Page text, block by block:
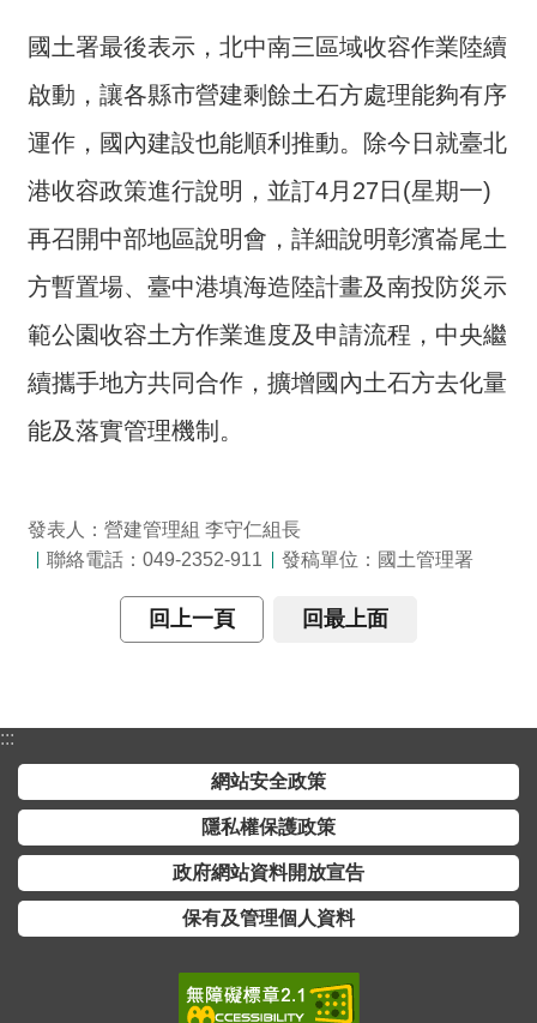
常
問
答
電
報
RSS
網
站
政
策
政
策
政
網
站
國土署最後表示，北中南三區域收容作業陸續
啟動，讓各縣市營建剩餘土石方處理能夠有序
運作，國內建設也能順利推動。除今日就臺北
港收容政策進行說明，並訂4月27日(星期一)
再召開中部地區說明會，詳細說明彰濱崙尾土
方暫置場、臺中港填海造陸計畫及南投防災示
範公園收容土方作業進度及申請流程，中央繼
續攜手地方共同合作，擴增國內土石方去化量
能及落實管理機制。
發表人：營建管理組 李守仁組長
聯絡電話：049-2352-911
發稿單位：國土管理署
回上一頁 回最上面
:::
網站安全政策
隱私權保護政策
政府網站資料開放宣告
保有及管理個人資料